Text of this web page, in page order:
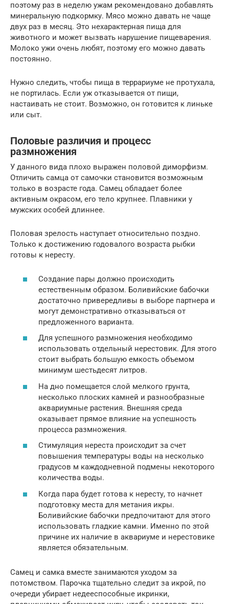
поэтому раз в неделю ужам рекомендовано добавлять
минеральную подкормку. Мясо можно давать не чаще
двух раз в месяц. Это нехарактерная пища для
животного и может вызвать нарушение пищеварения.
Молоко ужи очень любят, поэтому его можно давать
постоянно.
Нужно следить, чтобы пища в террариуме не протухала,
не портилась. Если уж отказывается от пищи,
настаивать не стоит. Возможно, он готовится к линьке
или сыт.
Половые различия и процесс
размножения
У данного вида плохо выражен половой диморфизм.
Отличить самца от самочки становится возможным
только в возрасте года. Самец обладает более
активным окрасом, его тело крупнее. Плавники у
мужских особей длиннее.
Половая зрелость наступает относительно поздно.
Только к достижению годовалого возраста рыбки
готовы к нересту.
Создание пары должно происходить
естественным образом. Боливийские бабочки
достаточно привередливы в выборе партнера и
могут демонстративно отказываться от
предложенного варианта.
Для успешного размножения необходимо
использовать отдельный нерестовик. Для этого
стоит выбрать большую емкость объемом
минимум шестьдесят литров.
На дно помещается слой мелкого грунта,
несколько плоских камней и разнообразные
аквариумные растения. Внешняя среда
оказывает прямое влияние на успешность
процесса размножения.
Стимуляция нереста происходит за счет
повышения температуры воды на несколько
градусов м каждодневной подмены некоторого
количества воды.
Когда пара будет готова к нересту, то начнет
подготовку места для метания икры.
Боливийские бабочки предпочитают для этого
использовать гладкие камни. Именно по этой
причине их наличие в аквариуме и нерестовике
является обязательным.
Самец и самка вместе занимаются уходом за
потомством. Парочка тщательно следит за икрой, по
очереди убирает недееспособные икринки,